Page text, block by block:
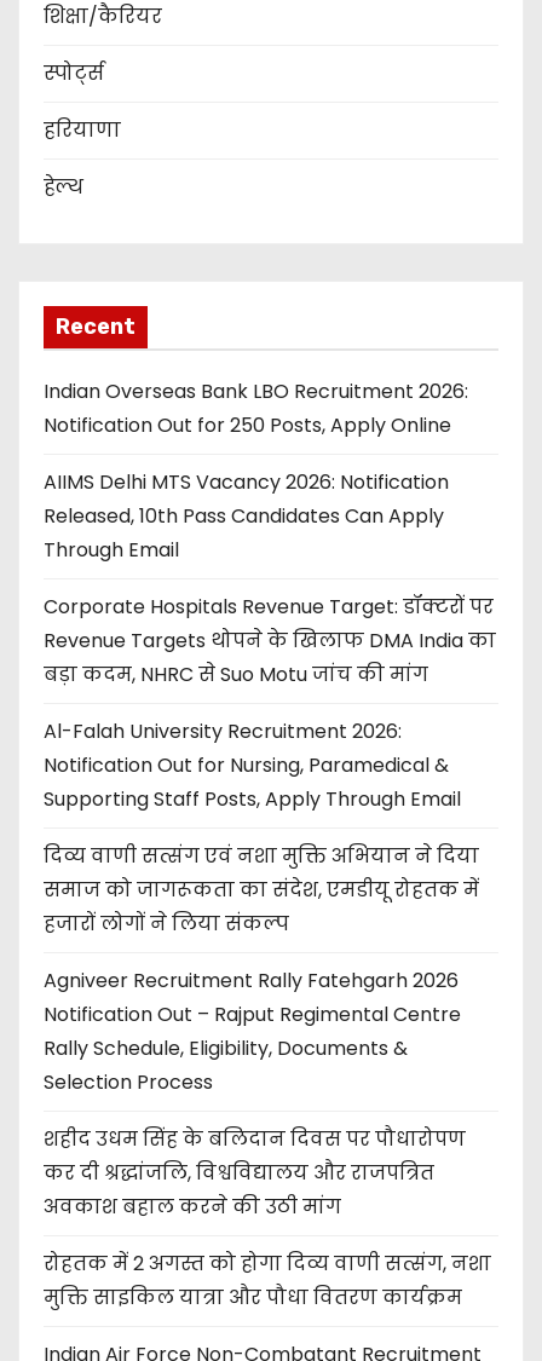
शिक्षा/कैरियर
स्पोर्ट्स
हरियाणा
हेल्थ
Recent
Indian Overseas Bank LBO Recruitment 2026:
Notification Out for 250 Posts, Apply Online
AIIMS Delhi MTS Vacancy 2026: Notification
Released, 10th Pass Candidates Can Apply
Through Email
Corporate Hospitals Revenue Target: डॉक्टरों पर
Revenue Targets थोपने के खिलाफ DMA India का
बड़ा कदम, NHRC से Suo Motu जांच की मांग
Al-Falah University Recruitment 2026:
Notification Out for Nursing, Paramedical &
Supporting Staff Posts, Apply Through Email
दिव्य वाणी सत्संग एवं नशा मुक्ति अभियान ने दिया
समाज को जागरूकता का संदेश, एमडीयू रोहतक में
हजारों लोगों ने लिया संकल्प
Agniveer Recruitment Rally Fatehgarh 2026
Notification Out – Rajput Regimental Centre
Rally Schedule, Eligibility, Documents &
Selection Process
शहीद उधम सिंह के बलिदान दिवस पर पौधारोपण
कर दी श्रद्धांजलि, विश्वविद्यालय और राजपत्रित
अवकाश बहाल करने की उठी मांग
रोहतक में 2 अगस्त को होगा दिव्य वाणी सत्संग, नशा
मुक्ति साइकिल यात्रा और पौधा वितरण कार्यक्रम
Indian Air Force Non-Combatant Recruitment